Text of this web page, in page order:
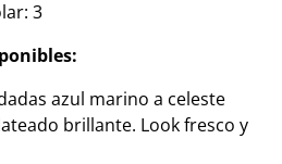
3
azul marino a celeste
brillante. Look fresco y